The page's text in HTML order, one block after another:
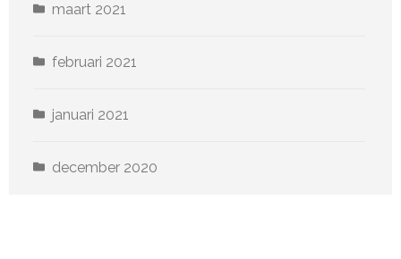
maart 2021
februari 2021
januari 2021
december 2020